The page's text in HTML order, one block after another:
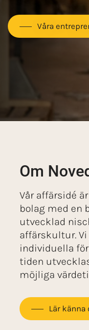
Våra
Om
Vår affärs­idé
bolag med en
utvecklad
affärs­kultur. Vi
individuella
tiden
möjliga
Lär känna